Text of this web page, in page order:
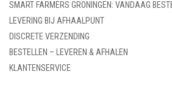
SMART FARMERS GRONINGEN: VANDAAG
LEVERING BIJ AFHAALPUNT
DISCRETE VERZENDING
BESTELLEN – LEVEREN & AFHALEN
KLANTENSERVICE